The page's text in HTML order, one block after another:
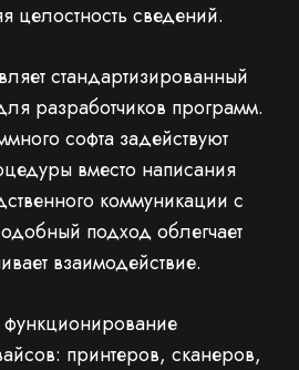
целостность сведений.
стандартизированный
разработчиков программ.
софта задействуют
вместо написания
коммуникации с
подход облегчает
взаимодействие.
функционирование
принтеров, сканеров,